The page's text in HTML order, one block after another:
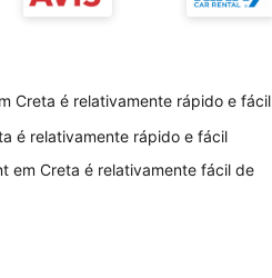
Creta é relativamente rápido e fácil
é relativamente rápido e fácil
em Creta é relativamente fácil de